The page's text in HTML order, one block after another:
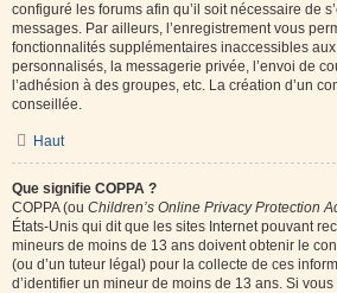
configuré les forums afin qu’il soit nécessaire de
messages. Par ailleurs, l’enregistrement vous
fonctionnalités supplémentaires inaccessibles
personnalisés, la messagerie privée, l’envoi de
l’adhésion à des groupes, etc. La création d’un
conseillée.
Haut
Que signifie COPPA ?
COPPA (ou Children’s Online Privacy Protection
États-Unis qui dit que les sites Internet pouvant
mineurs de moins de 13 ans doivent obtenir le
(ou d’un tuteur légal) pour la collecte de ces
d’identifier un mineur de moins de 13 ans. Si